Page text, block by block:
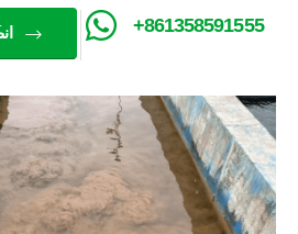
+861358591555